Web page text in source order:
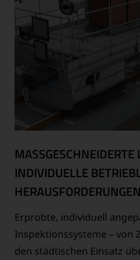
MASSGESCHNEIDERTE
NDIVIDUELLE
ERAUSFORDERUNGEN
Erprobte, individuell
Inspektionssysteme – von
den städtischen Einsatz